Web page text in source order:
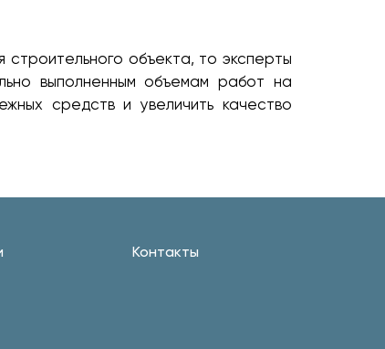
объекта, то эксперты
выполненным объемам работ на
средств и увеличить качество
Контакты